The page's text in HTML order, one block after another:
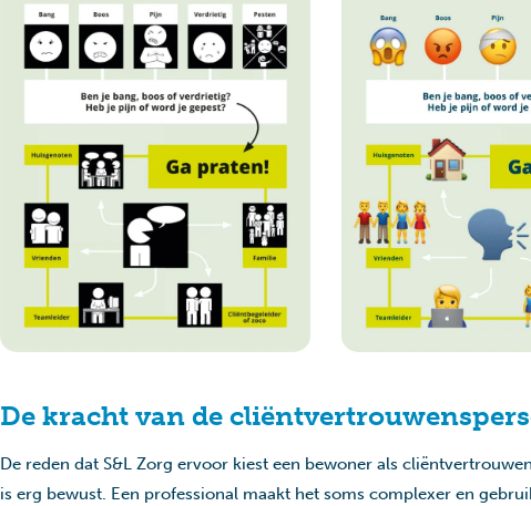
De kracht van de
De reden dat S&L Zorg ervoor kiest een bewoner als
is erg bewust. Een professional maakt het soms complexer en